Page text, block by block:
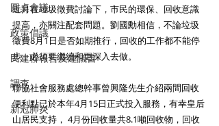
圓桌會議
政策倡議
民建聯報告及建議書
調查
新冠肺炎
近月在垃圾徵費討論下，市民的環保、回收意識
提高，亦關注配套問題。劉國勳相信，不論垃圾
徵費8月1日是否如期推行，回收的工作都不能停
步，必須要繼續和更深入去做。
聯協社會服務處總幹事曾興隆先生介紹兩間回收
便利點已於本年4月15日正式投入服務，有幸皇后
山居民支持， 4月份回收量共8.1噸回收物，回收